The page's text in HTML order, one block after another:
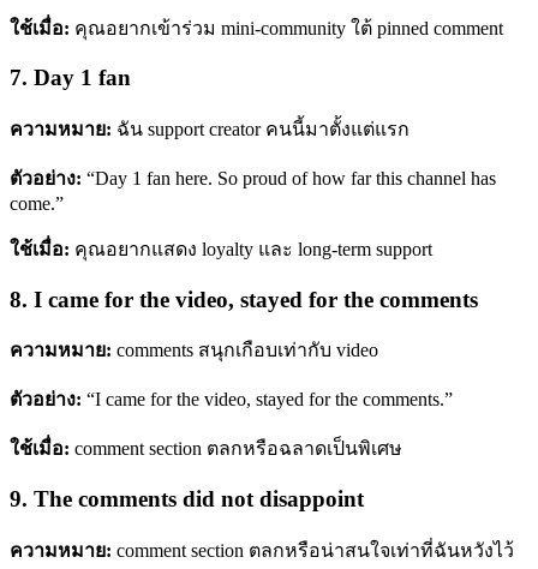
ใช้เมื่อ: คุณอยากเข้าร่วม mini-community ใต้ pinned comment
7. Day 1 fan
ความหมาย: ฉัน support creator คนนี้มาตั้งแต่แรก
ตัวอย่าง: “Day 1 fan here. So proud of how far this channel has
come.”
ใช้เมื่อ: คุณอยากแสดง loyalty และ long-term support
8. I came for the video, stayed for the comments
ความหมาย: comments สนุกเกือบเท่ากับ video
ตัวอย่าง: “I came for the video, stayed for the comments.”
ใช้เมื่อ: comment section ตลกหรือฉลาดเป็นพิเศษ
9. The comments did not disappoint
ความหมาย: comment section ตลกหรือน่าสนใจเท่าที่ฉันหวังไว้